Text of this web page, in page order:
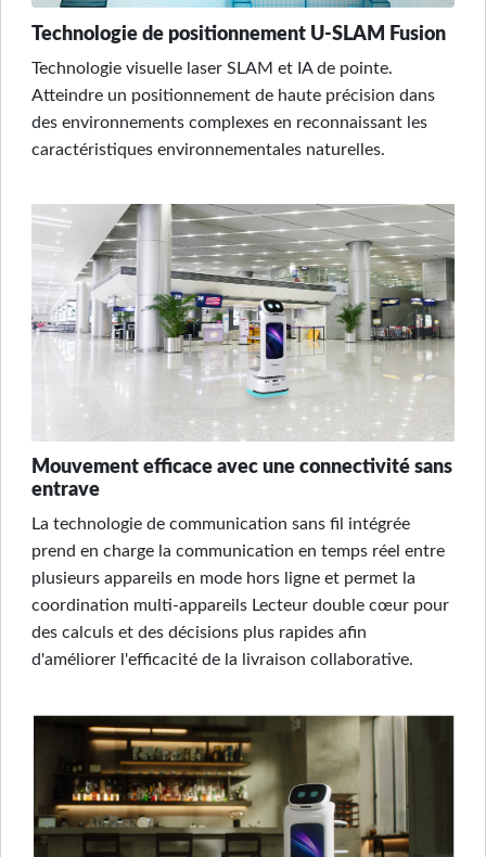
Technologie de positionnement U-SLAM Fusion
Technologie visuelle laser SLAM et IA de pointe.
Atteindre un positionnement de haute précision dans
des environnements complexes en reconnaissant les
caractéristiques environnementales naturelles.
Mouvement efficace avec une connectivité sans
entrave
La technologie de communication sans fil intégrée
prend en charge la communication en temps réel entre
plusieurs appareils en mode hors ligne et permet la
coordination multi-appareils Lecteur double cœur pour
des calculs et des décisions plus rapides afin
d'améliorer l'efficacité de la livraison collaborative.